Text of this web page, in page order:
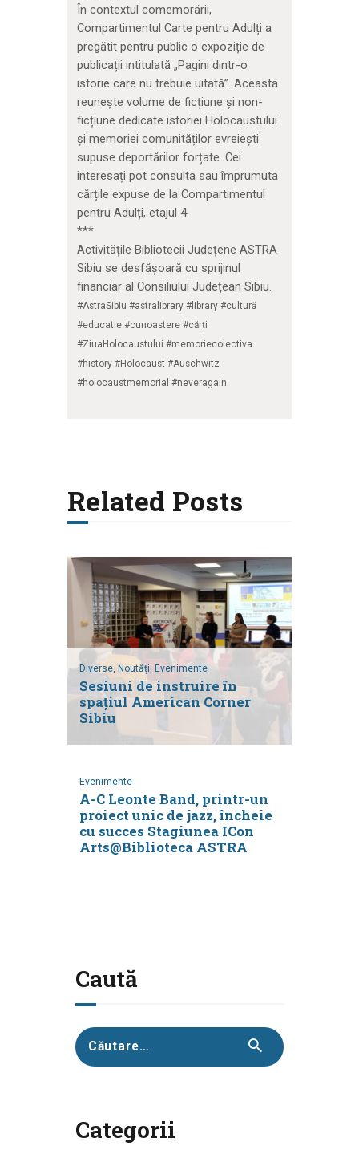
În contextul comemorării,
Compartimentul Carte pentru Adulți a
pregătit pentru public o expoziție de
publicații intitulată „Pagini dintr-o
istorie care nu trebuie uitată”. Aceasta
reunește volume de ficțiune și non-
ficțiune dedicate istoriei Holocaustului
și memoriei comunităților evreiești
supuse deportărilor forțate. Cei
interesați pot consulta sau împrumuta
cărțile expuse de la Compartimentul
pentru Adulți, etajul 4.
***
Activitățile Bibliotecii Județene ASTRA
Sibiu se desfășoară cu sprijinul
financiar al Consiliului Județean Sibiu.
#AstraSibiu #astralibrary #library #cultură
#educatie #cunoastere #cărți
#ZiuaHolocaustului #memoriecolectiva
#history #Holocaust #Auschwitz
#holocaustmemorial #neveragain
Related Posts
Diverse, Noutăți, Evenimente
Sesiuni de instruire în
spațiul American Corner
Sibiu
Evenimente
A-C Leonte Band, printr-un
proiect unic de jazz, încheie
cu succes Stagiunea ICon
Arts@Biblioteca ASTRA
Caută
Caută
după:
Categorii